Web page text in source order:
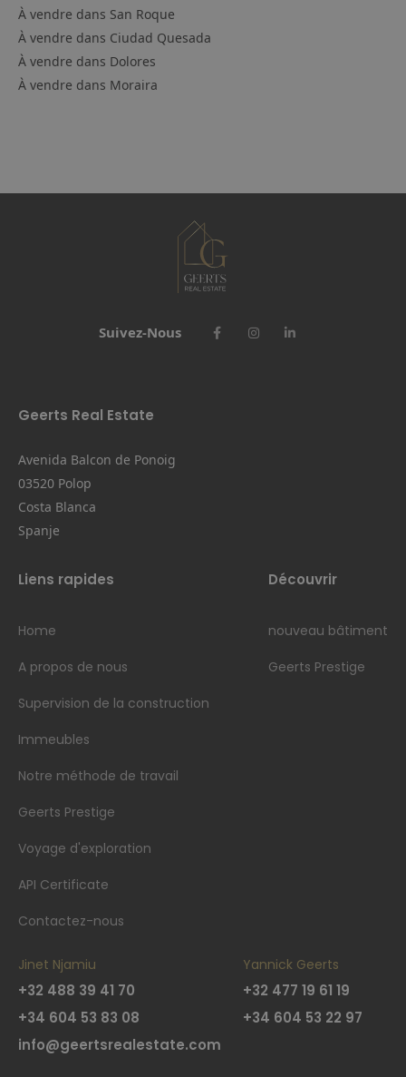
À vendre dans San Roque
À vendre dans Ciudad Quesada
À vendre dans Dolores
À vendre dans Moraira
Suivez-Nous
Geerts Real Estate
Avenida Balcon de Ponoig
03520 Polop
Costa Blanca
Spanje
Liens rapides
Home
A propos de nous
Supervision de la construction
Immeubles
Notre méthode de travail
Geerts Prestige
Voyage d'exploration
API Certificate
Contactez-nous
Découvrir
nouveau bâtiment
Geerts Prestige
Jinet Njamiu
+32 488 39 41 70
+34 604 53 83 08
info@geertsrealestate.com
Yannick Geerts
+32 477 19 61 19
+34 604 53 22 97